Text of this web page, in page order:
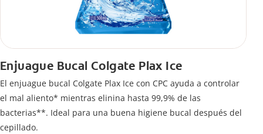
Enjuague Bucal Colgate Plax Ice
El enjuague bucal Colgate Plax Ice con CPC ayuda a controlar
el mal aliento* mientras elinina hasta 99,9% de las
bacterias**. Ideal para una buena higiene bucal después del
cepillado.